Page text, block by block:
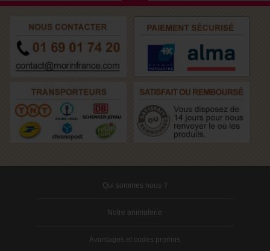
Qui sommes nous ?
Notre animalerie
Avantages et codes promos